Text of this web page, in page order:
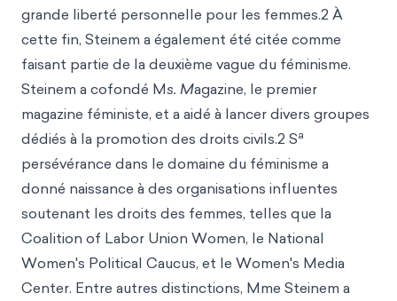
grande liberté personnelle pour les femmes.2 À
cette fin, Steinem a également été citée comme
faisant partie de la deuxième vague du féminisme.
Steinem a cofondé Ms. Magazine, le premier
magazine féministe, et a aidé à lancer divers groupes
dédiés à la promotion des droits civils.2 Sa
persévérance dans le domaine du féminisme a
donné naissance à des organisations influentes
soutenant les droits des femmes, telles que la
Coalition of Labor Union Women, le National
Women's Political Caucus, et le Women's Media
Center. Entre autres distinctions, Mme Steinem a